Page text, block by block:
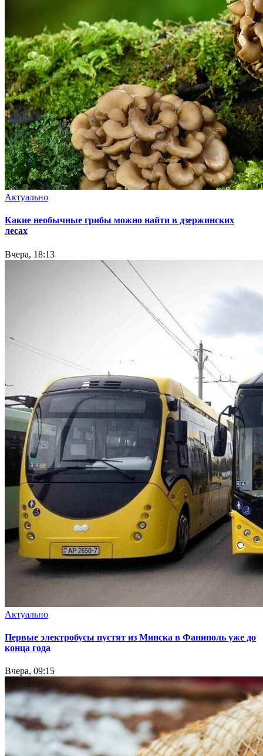
Актуально
Какие необычные грибы можно найти в дзержинских
лесах
Вчера, 18:13
Актуально
Первые электробусы пустят из Минска в Фаниполь уже до
конца года
Вчера, 09:15